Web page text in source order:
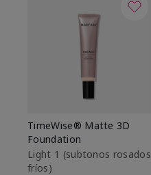
TimeWise® Matte 3D
Foundation
Light 1​ (subtonos rosados
fríos)